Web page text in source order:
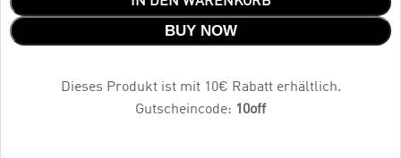
BUY NOW
Dieses Produkt ist mit 10€ Rabatt erhältlich.
Gutscheincode: 10off